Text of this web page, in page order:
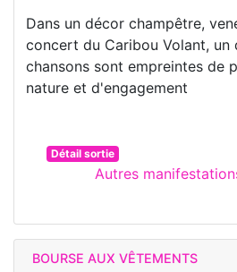
Dans un décor champêtre,
concert du Caribou Volant, un
chansons sont empreintes de
nature et d'engagement
Détail sortie
Autres
BOURSE AUX VÊTEMENTS